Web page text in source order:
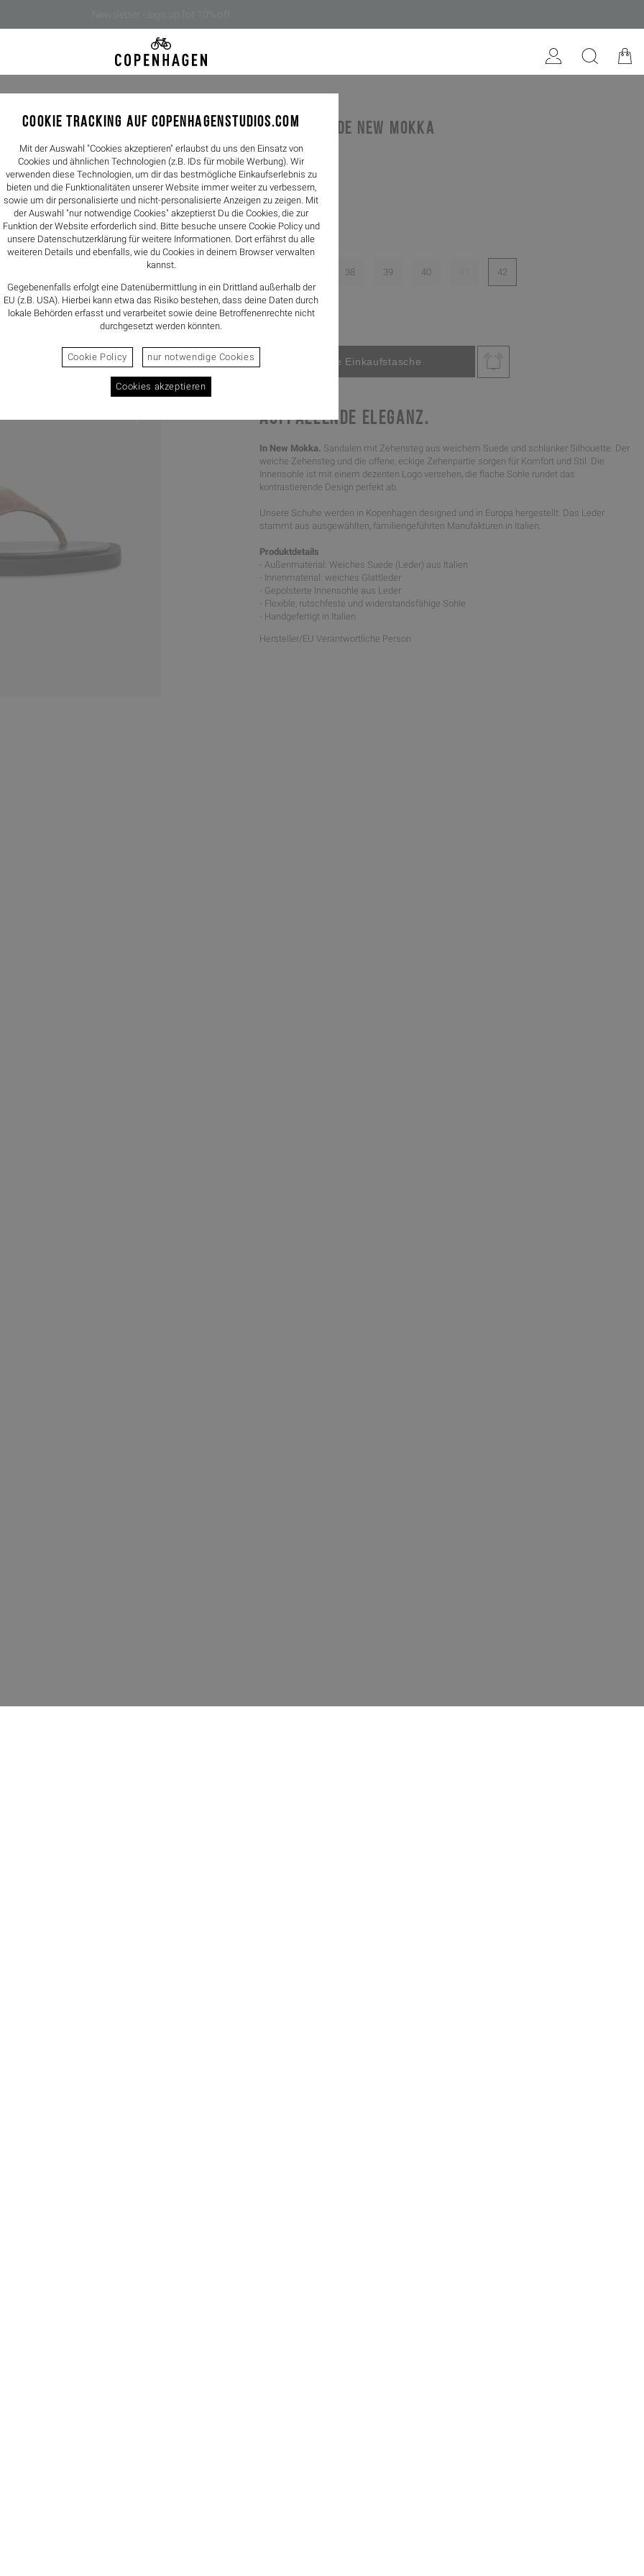
COOKIE TRACKING AUF COPENHAGENSTUDIOS.COM
Mit der Auswahl "Cookies akzeptieren" erlaubst du uns den Einsatz von
Cookies und ähnlichen Technologien (z.B. IDs für mobile Werbung). Wir
verwenden diese Technologien, um dir das bestmögliche Einkaufserlebnis zu
bieten und die Funktionalitäten unserer Website immer weiter zu verbessern,
sowie um dir personalisierte und nicht-personalisierte Anzeigen zu zeigen. Mit
der Auswahl "nur notwendige Cookies" akzeptierst Du die Cookies, die zur
Funktion der Website erforderlich sind. Bitte besuche unsere Cookie Policy und
unsere Datenschutzerklärung für weitere Informationen. Dort erfährst du alle
weiteren Details und ebenfalls, wie du Cookies in deinem Browser verwalten
kannst.
Gegebenenfalls erfolgt eine Datenübermittlung in ein Drittland außerhalb der
EU (z.B. USA). Hierbei kann etwa das Risiko bestehen, dass deine Daten durch
lokale Behörden erfasst und verarbeitet sowie deine Betroffenenrechte nicht
durchgesetzt werden könnten.
Cookie Policy nur notwendige Cookies
Cookies akzeptieren
CPH791 suede new mokka
99,90€
Farbe -
Größen
38 39 40 42
Größentabelle
AUFFALLENDE ELEGANZ.
In New Mokka. Sandalen mit Zehensteg aus weichem Suede und schlanker Silhouette. Der
weiche Zehensteg und die offene, eckige Zehenpartie sorgen für Komfort und Stil. Die
Innensohle ist mit einem dezenten Logo versehen, die flache Sohle rundet das
kontrastierende Design perfekt ab.
Unsere Schuhe werden in Kopenhagen designed und in Europa hergestellt. Das Leder
stammt aus ausgewählten, familiengeführten Manufakturen in Italien.
Produktdetails
- Außenmaterial: Weiches Suede (Leder) aus Italien
- Innenmaterial: weiches Glattleder
- Gepolsterte Innensohle aus Leder
- Flexible, rutschfeste und widerstandsfähige Sohle
- Handgefertigt in Italien
Hersteller/EU Verantwortliche Person